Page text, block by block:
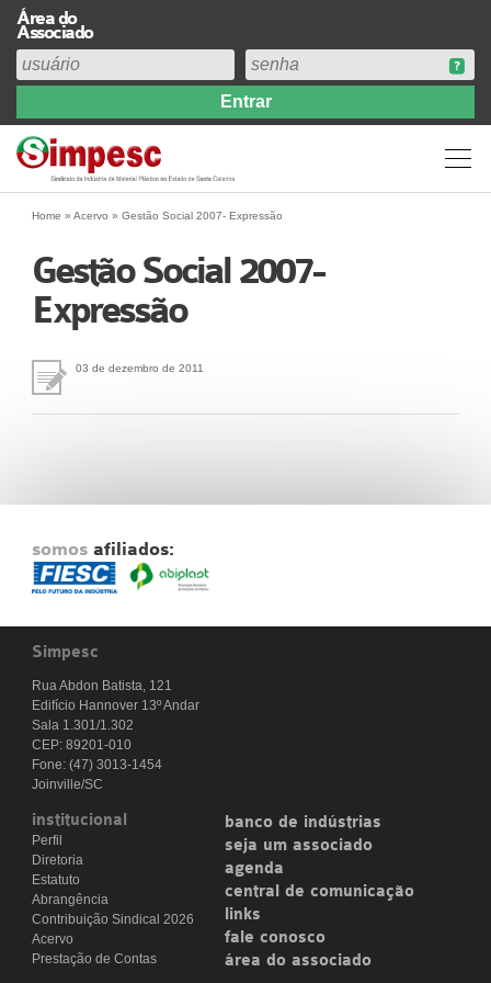
Área do
Associado
Institucional
Perfil
Diretoria
Abrangência
Contribuição Sindical 2026
Prestação de Contas
Central de Comunicação
NOSSAS ASSOCIADAS
SEJA UM ASSOCIADO
Home » Acervo » Gestão Social 2007- Expressão
Gestão Social 2007-
Expressão
03 de dezembro de 2011
somos afiliados:
Simpesc
Rua Abdon Batista, 121
Edifício Hannover 13º Andar
Sala 1.301/1.302
CEP: 89201-010
Fone: (47) 3013-1454
Joinville/SC
institucional
Perfil
Diretoria
Estatuto
Abrangência
Contribuição Sindical 2026
Acervo
Prestação de Contas
banco de indústrias
seja um associado
agenda
central de comunicação
links
fale conosco
área do associado